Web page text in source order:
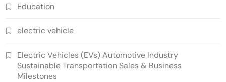
Education
electric vehicle
Electric Vehicles (EVs) Automotive Industry
Sustainable Transportation Sales & Business
Milestones